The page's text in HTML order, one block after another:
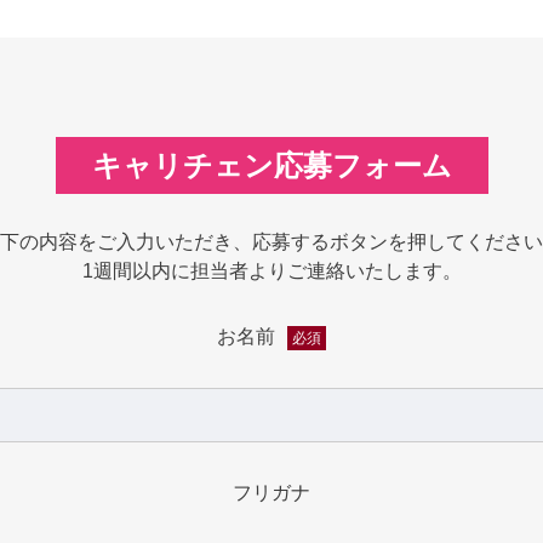
キャリチェン応募フォーム
の内容をご入力いただき、応募するボタンを押してくださ
1週間以内に担当者よりご連絡いたします。
お名前 必須
フリガナ